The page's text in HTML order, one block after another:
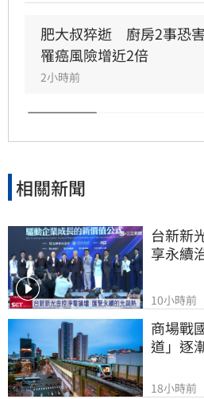
陷，狀態顯得相當疲憊。
健康警訊，雖曾於2022年
堅持返回工作崗位，直到最
對於肥大叔的確切死因，家
明。
肥大叔猝逝　廚房2事恐害
罹癌風險增近2倍
2小時前
相關新聞
台新新
享永續
10小時前
商場戰
道」逐
18小時前